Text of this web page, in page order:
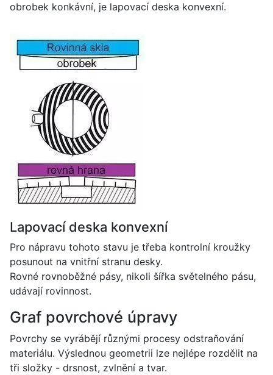
obrobek konkávní, je lapovací deska konvexní.
Lapovací deska konvexní
Pro nápravu tohoto stavu je třeba kontrolní kroužky
posunout na vnitřní stranu desky.
Rovné rovnoběžné pásy, nikoli šířka světelného pásu,
udávají rovinnost.
Graf povrchové úpravy
Povrchy se vyrábějí různými procesy odstraňování
materiálu. Výslednou geometrii lze nejlépe rozdělit na
tři složky - drsnost, zvlnění a tvar.